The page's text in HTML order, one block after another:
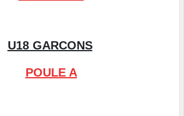
U18 GARCONS
POULE A